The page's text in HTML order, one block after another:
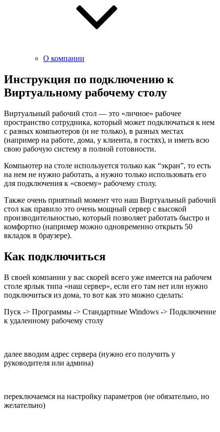
О компании
Инструкция по подключению к
Виртуальному рабочему столу
Виртуальный рабочий стол — это «личное» рабочее
пространство сотрудника, который может подключаться к нем
с разных компьютеров (и не только), в разных местах
(например на работе, дома, у клиента, в гостях), и иметь всю
свою рабочую систему в полной готовности.
Компьютер на столе используется только как “экран”, то есть
на нем не нужно работать, а нужно только использовать его
для подключения к «своему» рабочему столу.
Также очень приятный момент что наш Виртуальный рабочий
стол как правило это очень мощный сервер с высокой
производительностью, который позволяет работать быстро и
комфортно (например можно одновременно открыть 50
вкладок в браузере).
Как подключиться
В своей компании у вас скорей всего уже имеется на рабочем
столе ярлык типа «наш сервер», если его там нет или нужно
подключиться из дома, то вот как это можно сделать:
Пуск -> Программы -> Стандартные Windows -> Подключение
к удаленному рабочему столу
далее вводим адрес сервера (нужно его получить у
руководителя или админа)
переключаемся на настройку параметров (не обязательно, но
желательно)